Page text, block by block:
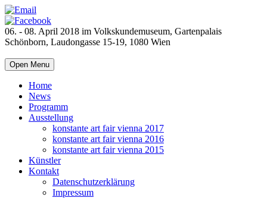
06. - 08. April 2018 im Volkskundemuseum, Gartenpalais
Schönborn, Laudongasse 15-19, 1080 Wien
Open Menu
Home
News
Programm
Ausstellung
konstante art fair vienna 2017
konstante art fair vienna 2016
konstante art fair vienna 2015
Künstler
Kontakt
Datenschutzerklärung
Impressum